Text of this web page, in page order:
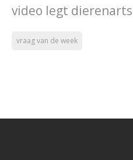
video legt
vraag van de week